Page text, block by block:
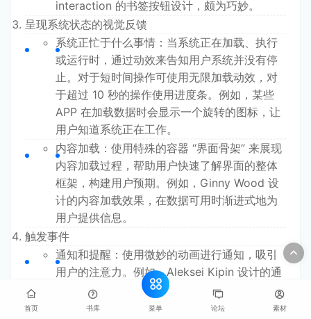
interaction 的书签按钮设计，颇为巧妙。
呈现系统状态的视觉反馈
系统正忙于什么事情：当系统正在加载、执行
或运行时，通过动效来告知用户系统并没有停
止。对于短时间操作可使用无限加载动效，对
于超过 10 秒的操作使用进度条。例如，某些
APP 在加载数据时会显示一个旋转的图标，让
用户知道系统正在工作。
内容加载：使用特殊的容器 “界面骨架” 来展现
内容加载过程，帮助用户快速了解界面的整体
框架，构建用户预期。例如，Ginny Wood 设
计的内容加载效果，在数据可用时渐进式地为
用户提供信息。
触发事件
通知和提醒：使用微妙的动画进行通知，吸引
用户的注意力。例如，Aleksei Kipin 设计的通
知动效，自然地引起用户的关注。
提示用户采取行动：在用户需要提交信息或出
首页 书库 菜单 论坛 素材